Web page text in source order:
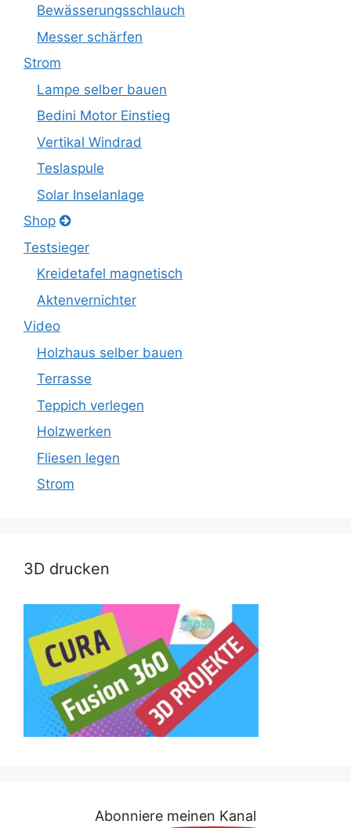
Bewässerungsschlauch
Messer schärfen
Strom
Lampe selber bauen
Bedini Motor Einstieg
Vertikal Windrad
Teslaspule
Solar Inselanlage
Shop
Testsieger
Kreidetafel magnetisch
Aktenvernichter
Video
Holzhaus selber bauen
Terrasse
Teppich verlegen
Holzwerken
Fliesen legen
Strom
3D drucken
Abonniere meinen Kanal